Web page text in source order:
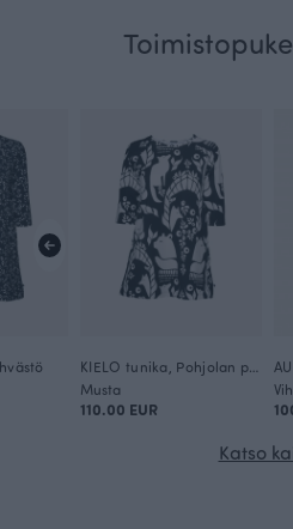
Musta
110.00 EUR
Katso